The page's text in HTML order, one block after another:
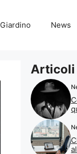
Giardino News
Articoli